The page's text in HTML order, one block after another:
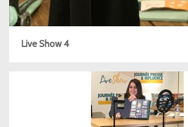
Live Show 4